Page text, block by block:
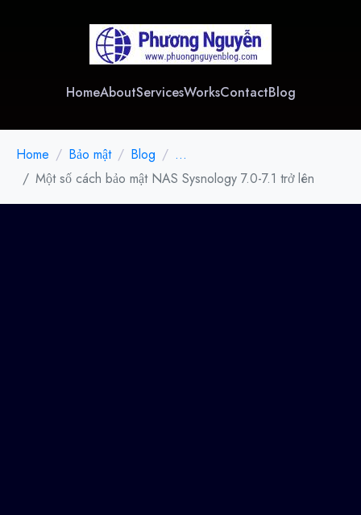
HomeAboutServicesWorksContactBlog
Home Bảo mật Blog
...
Một số cách bảo mật NAS Sysnology 7.0-7.1 trở lên